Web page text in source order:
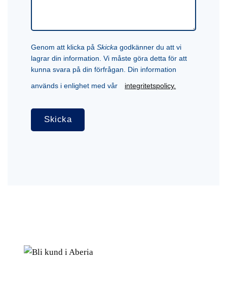
Genom att klicka påSkicka godkänner du att vi
lagrar din information. Vi måste göra detta för att
kunna svara på din förfrågan. Din information
används i enlighet med vår
integritetspolicy.